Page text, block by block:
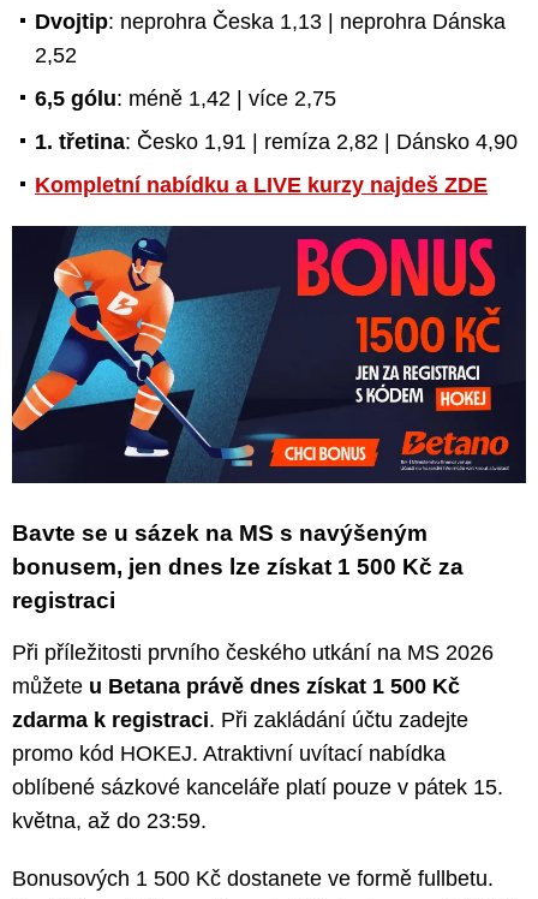
Dvojtip: neprohra Česka 1,13 | neprohra Dánska
2,52
6,5 gólu: méně 1,42 | více 2,75
1. třetina: Česko 1,91 | remíza 2,82 | Dánsko 4,90
Kompletní nabídku a LIVE kurzy najdeš ZDE
Bavte se u sázek na MS s navýšeným
bonusem, jen dnes lze získat 1 500 Kč za
registraci
Při příležitosti prvního českého utkání na MS 2026
můžete u Betana právě dnes získat 1 500 Kč
zdarma k registraci. Při zakládání účtu zadejte
promo kód HOKEJ. Atraktivní uvítací nabídka
oblíbené sázkové kanceláře platí pouze v pátek 15.
května, až do 23:59.
Bonusových 1 500 Kč dostanete ve formě fullbetu.